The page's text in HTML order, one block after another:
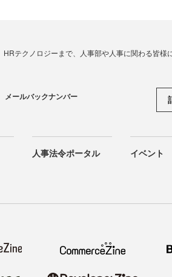
テクノロジーまで、人事部や人事に関わる皆
メールバックナンバー
人事法令ポータル イベント